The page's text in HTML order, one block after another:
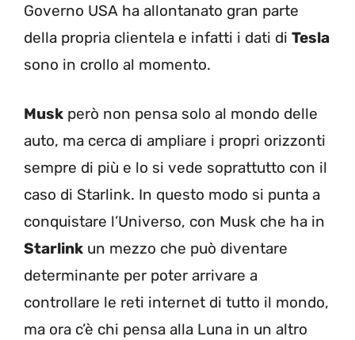
Governo USA ha allontanato gran parte
della propria clientela e infatti i dati di Tesla
sono in crollo al momento.
Musk però non pensa solo al mondo delle
auto, ma cerca di ampliare i propri orizzonti
sempre di più e lo si vede soprattutto con il
caso di Starlink. In questo modo si punta a
conquistare l’Universo, con Musk che ha in
Starlink un mezzo che può diventare
determinante per poter arrivare a
controllare le reti internet di tutto il mondo,
ma ora c’è chi pensa alla Luna in un altro